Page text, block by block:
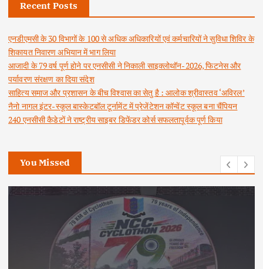
Recent Posts
एनडीएमसी के 30 विभागों के 100 से अधिक अधिकारियों एवं कर्मचारियों ने सुविधा शिविर के
शिकायत निवारण अभियान में भाग लिया
आजादी के 79 वर्ष पूर्ण होने पर एनसीसी ने निकाली साइक्लोथॉन-2026, फिटनेस और
पर्यावरण संरक्षण का दिया संदेश
साहित्य समाज और प्रशासन के बीच विश्वास का सेतु है : आलोक श्रीवास्तव ‘अविरल’
नैनो नागल इंटर-स्कूल बास्केटबॉल टूर्नामेंट में प्रेजेंटेशन कॉन्वेंट स्कूल बना चैंपियन
240 एनसीसी कैडेटों ने राष्ट्रीय साइबर डिफेंडर कोर्स सफलतापूर्वक पूर्ण किया
You Missed